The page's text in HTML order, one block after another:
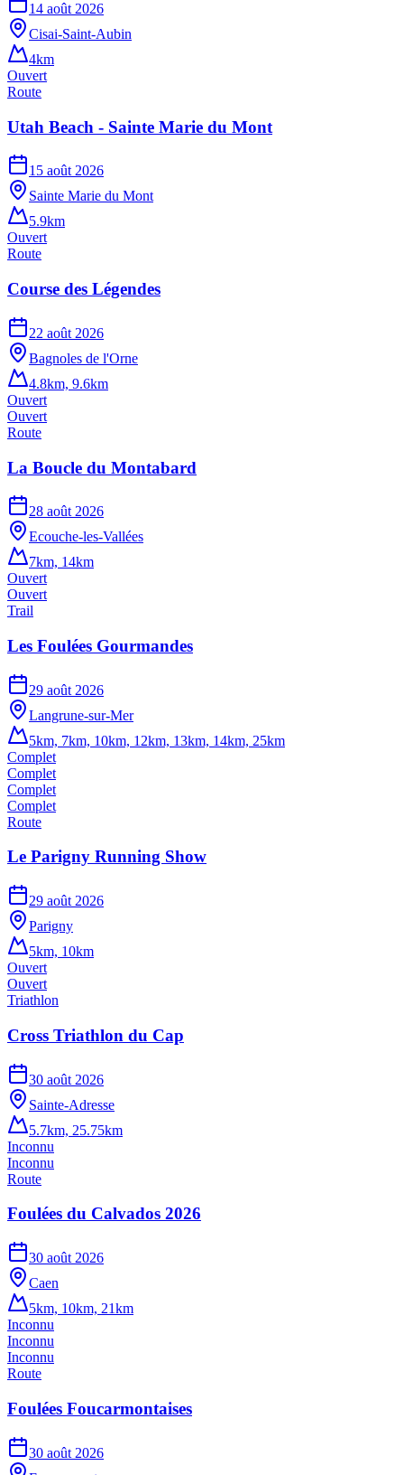
14 août 2026
Cisai-Saint-Aubin
4km
Ouvert
Route
Utah Beach - Sainte Marie du Mont
15 août 2026
Sainte Marie du Mont
5.9km
Ouvert
Route
Course des Légendes
22 août 2026
Bagnoles de l'Orne
4.8km, 9.6km
Ouvert
Ouvert
Route
La Boucle du Montabard
28 août 2026
Ecouche-les-Vallées
7km, 14km
Ouvert
Ouvert
Trail
Les Foulées Gourmandes
29 août 2026
Langrune-sur-Mer
5km, 7km, 10km, 12km, 13km, 14km, 25km
Complet
Complet
Complet
Complet
Route
Le Parigny Running Show
29 août 2026
Parigny
5km, 10km
Ouvert
Ouvert
Triathlon
Cross Triathlon du Cap
30 août 2026
Sainte-Adresse
5.7km, 25.75km
Inconnu
Inconnu
Route
Foulées du Calvados 2026
30 août 2026
Caen
5km, 10km, 21km
Inconnu
Inconnu
Inconnu
Route
Foulées Foucarmontaises
30 août 2026